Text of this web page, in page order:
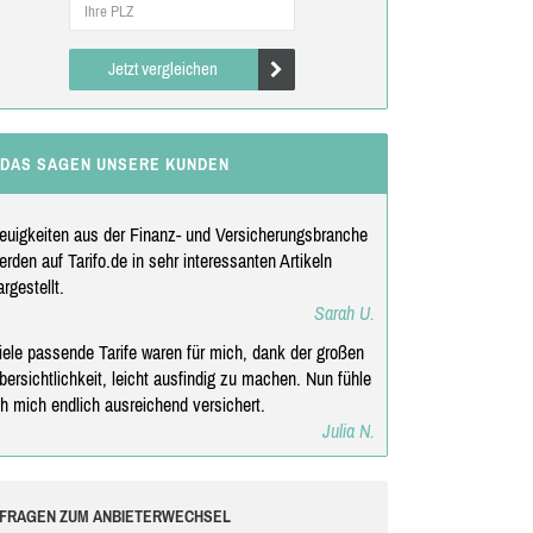
Jetzt vergleichen
DAS SAGEN UNSERE KUNDEN
aus der Finanz- und Versicherungsbranche
auf Tarifo.de in sehr interessanten Artikeln
Sarah U.
passende Tarife waren für mich, dank der großen
leicht ausfindig zu machen. Nun fühle
mich endlich ausreichend versichert.
Julia N.
FRAGEN ZUM ANBIETERWECHSEL